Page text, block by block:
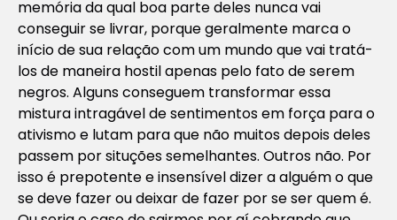
memória da qual boa parte deles nunca vai
conseguir se livrar, porque geralmente marca o
início de sua relação com um mundo que vai tratá-
los de maneira hostil apenas pelo fato de serem
negros. Alguns conseguem transformar essa
mistura intragável de sentimentos em força para o
ativismo e lutam para que não muitos depois deles
passem por situções semelhantes. Outros não. Por
isso é prepotente e insensível dizer a alguém o que
se deve fazer ou deixar de fazer por se ser quem é.